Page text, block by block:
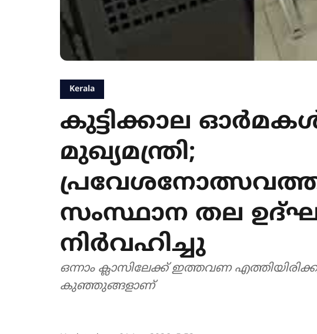
Kerala
കുട്ടിക്കാല
മുഖ്യമന്ത്രി;
സംസ്ഥാന തല
നിർവഹിച്ചു
ഒന്നാം ക്ലാസിലേക്ക് ഇത്തവണ
കുഞ്ഞുങ്ങളാണ്